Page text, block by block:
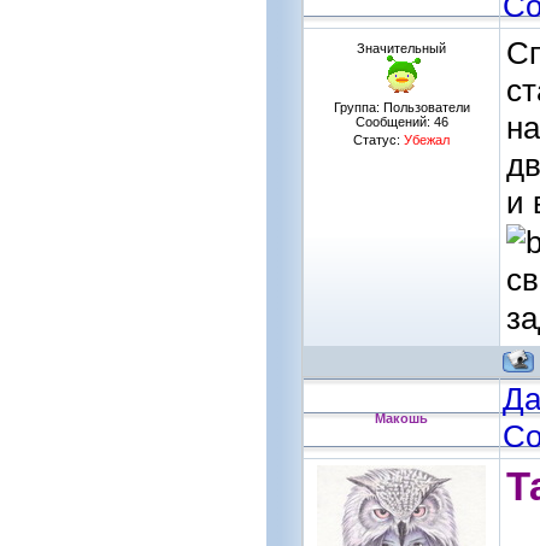
Значительный
Группа: Пользователи
Сообщений: 46
Статус: Убежал
и
Макошь